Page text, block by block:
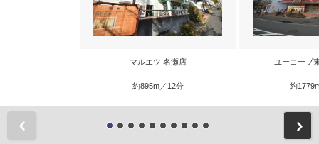
マルエツ 名瀬店
約895m／12分
ユーコープ
約